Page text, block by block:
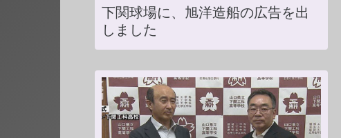
下関球場に、旭洋造船の広告を出
しました